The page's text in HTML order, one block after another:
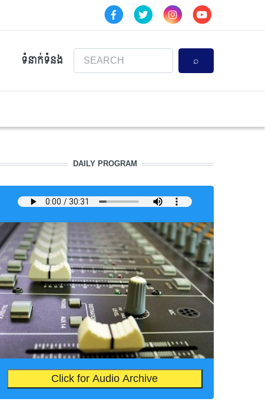
ទំនាក់ទំនង Search
DAILY PROGRAM
Click for Audio Archive